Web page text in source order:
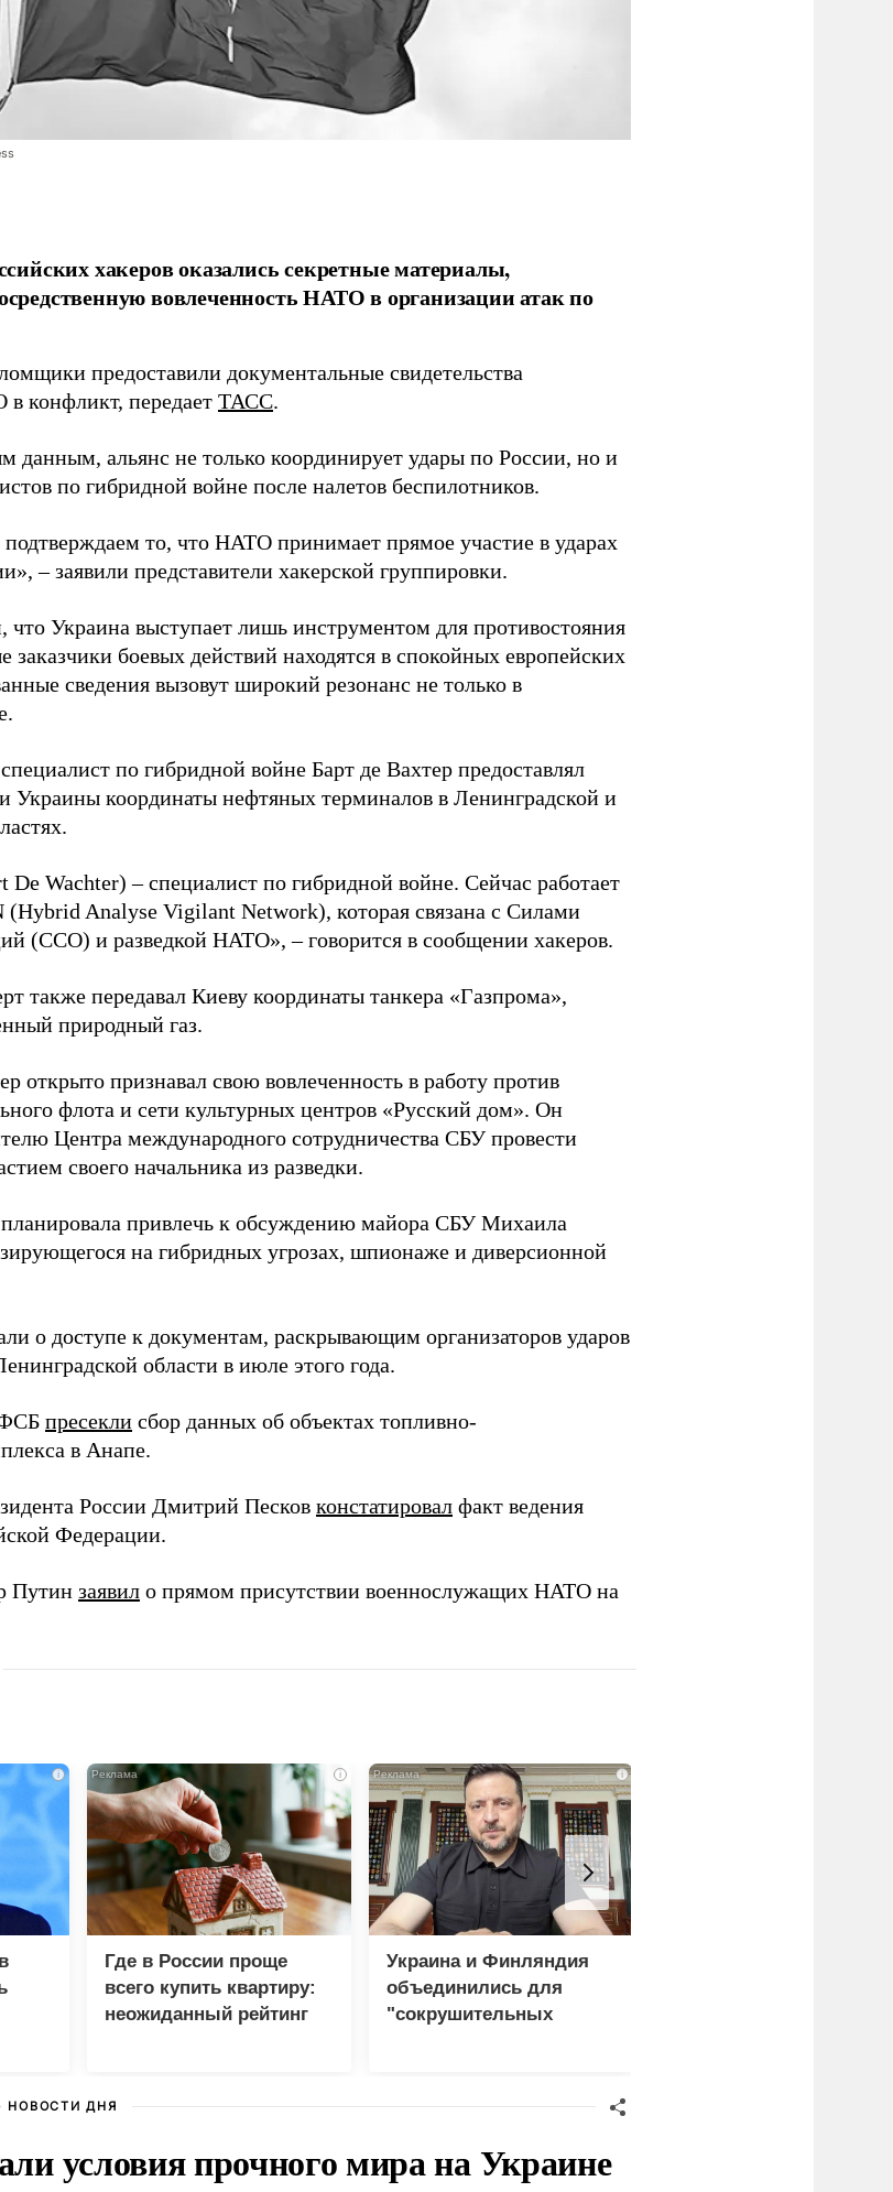
хакеров оказались секретные материалы,
вовлеченность НАТО в организации атак по
предоставили документальные свидетельства
конфликт, передает ТАСС.
данным, альянс не только координирует удары по России, но и
по гибридной войне после налетов беспилотников.
то, что НАТО принимает прямое участие в ударах
– заявили представители хакерской группировки.
Украина выступает лишь инструментом для противостояния
боевых действий находятся в спокойных европейских
сведения вызовут широкий резонанс не только в
по гибридной войне Барт де Вахтер предоставлял
Украины координаты нефтяных терминалов в Ленинградской и
De Wachter) – специалист по гибридной войне. Сейчас работает
(Hybrid Analyse Vigilant Network), которая связана с Силами
(ССО) и разведкой НАТО», – говорится в сообщении хакеров.
также передавал Киеву координаты танкера «Газпрома»,
природный газ.
открыто признавал свою вовлеченность в работу против
флота и сети культурных центров «Русский дом». Он
Центра международного сотрудничества СБУ провести
своего начальника из разведки.
планировала привлечь к обсуждению майора СБУ Михаила
на гибридных угрозах, шпионаже и диверсионной
о доступе к документам, раскрывающим организаторов ударов
области в июле этого года.
пресекли сбор данных об объектах топливно-
в Анапе.
России Дмитрий Песков констатировал факт ведения
Федерации.
Путин заявил о прямом присутствии военнослужащих НАТО на
i i
Где в России проще
всего купить квартиру:
неожиданный рейтинг
i
Украина и Финляндия
объединились для
"сокрушительных
НОВОСТИ ДНЯ
условия прочного мира на Украине